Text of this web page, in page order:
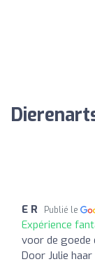
E R Publié le
Expérience
voor de goede
Door Julie